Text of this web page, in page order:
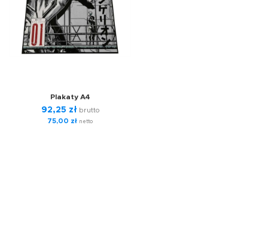
Plakaty A4
92,25 zł brutto
75,00 zł netto